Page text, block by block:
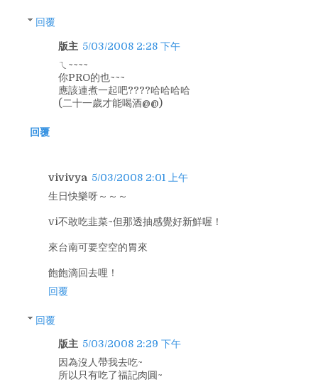
回覆
版主 5/03/2008 2:28 下午
ㄟ~~~~
你PRO的也~~~
應該連煮一起吧????哈哈哈哈
(二十一歲才能喝酒@@)
回覆
vivivya 5/03/2008 2:01 上午
生日快樂呀～～～
vi不敢吃韭菜~但那透抽感覺好新鮮喔！
來台南可要空空的胃來
飽飽滴回去哩！
回覆
回覆
版主 5/03/2008 2:29 下午
因為沒人帶我去吃~
所以只有吃了福記肉圓~